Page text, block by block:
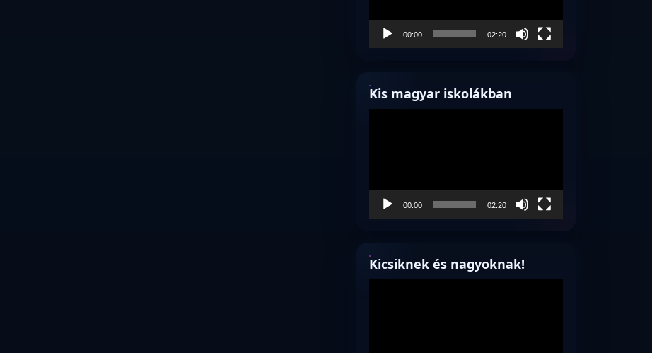
00:00 02:20
Kis magyar iskolákban
00:00 02:20
Kicsiknek és nagyoknak!